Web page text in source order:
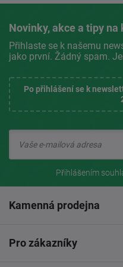
Novinky, akce a tipy
Přihlaste se k našemu
jako první. Žádný spam.
Po přihlášení se k
Přihlášením
Kamenná prodejna
Pro zákazníky